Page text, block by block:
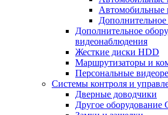
Автомобильные
Дополнительное
видеонаблюдения
Жесткие диски HDD
Маршрутизаторы и
Персональные
Системы контроля и
Дверные доводчики
Другое